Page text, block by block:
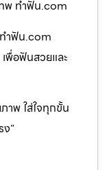
พ ทำฟัน.com
ำฟัน.com
พื่อฟันสวยและ
พ ใส่ใจทุกขั้น
”